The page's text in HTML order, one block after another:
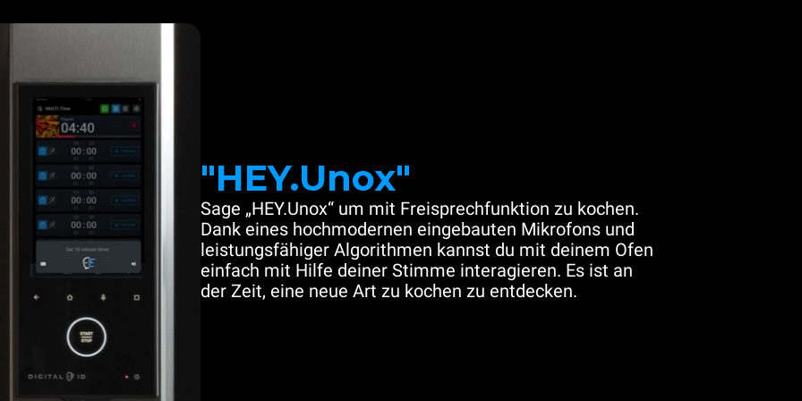
"HEY.Unox"
Sage „HEY.Unox“ um mit Freisprechfunktion zu kochen.
Dank eines hochmodernen eingebauten Mikrofons und
leistungsfähiger Algorithmen kannst du mit deinem Ofen
einfach mit Hilfe deiner Stimme interagieren. Es ist an
der Zeit, eine neue Art zu kochen zu entdecken.